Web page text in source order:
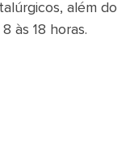
além do
às 18 horas.